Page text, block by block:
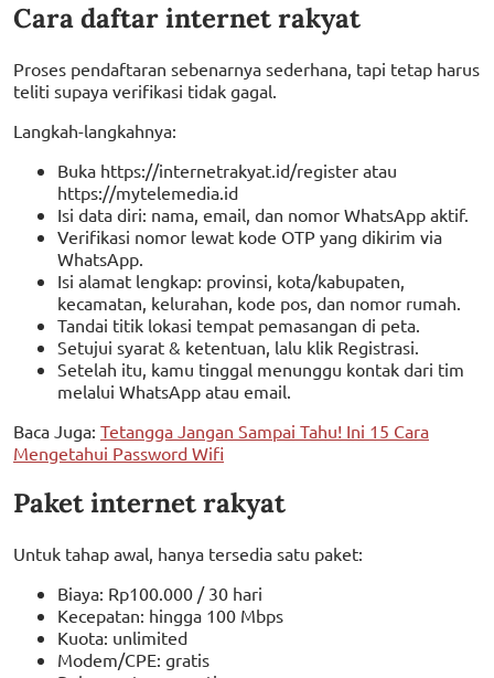
Cara daftar internet rakyat
Proses pendaftaran sebenarnya sederhana, tapi tetap harus
teliti supaya verifikasi tidak gagal.
Langkah-langkahnya:
Buka https://internetrakyat.id/register atau
https://mytelemedia.id
Isi data diri: nama, email, dan nomor WhatsApp aktif.
Verifikasi nomor lewat kode OTP yang dikirim via
WhatsApp.
Isi alamat lengkap: provinsi, kota/kabupaten,
kecamatan, kelurahan, kode pos, dan nomor rumah.
Tandai titik lokasi tempat pemasangan di peta.
Setujui syarat & ketentuan, lalu klik Registrasi.
Setelah itu, kamu tinggal menunggu kontak dari tim
melalui WhatsApp atau email.
Baca Juga: Tetangga Jangan Sampai Tahu! Ini 15 Cara
Mengetahui Password Wifi
Paket internet rakyat
Untuk tahap awal, hanya tersedia satu paket:
Biaya: Rp100.000 / 30 hari
Kecepatan: hingga 100 Mbps
Kuota: unlimited
Modem/CPE: gratis